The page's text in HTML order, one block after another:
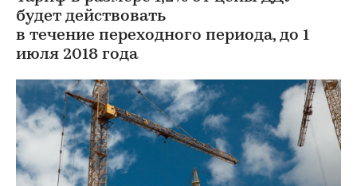
будет действовать
в течение переходного периода, до 1
июля 2018 года